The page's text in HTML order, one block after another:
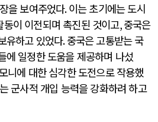
을 보여주었다.이는 초기에는 도시
이 이전되며 촉진된 것이고,중국은
유하고 있었다.중국은 고통받는 국
에 일정한 도움을 제공하며 나섰
니에 대한 심각한 도전으로 작용했
군사적 개입 능력을 강화하려 하고